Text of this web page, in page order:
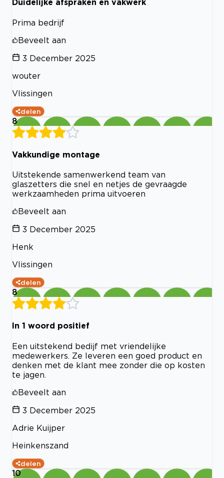
Duidelijke afspraken en vakwerk
Prima bedrijf
Beveelt aan
3 December 2025
wouter
Vlissingen
delen
8
Vakkundige montage
Uitstekende samenwerkend team van
glaszetters die snel en netjes de gevraagde
werkzaamheden prima uitvoeren
Beveelt aan
3 December 2025
Henk
Vlissingen
delen
8
In 1 woord positief
Een uitstekend bedijf met vriendelijke
medewerkers. Ze leveren een goed product en
denken met de klant mee zonder die op kosten
te jagen.
Beveelt aan
3 December 2025
Adrie Kuijper
Heinkenszand
delen
10